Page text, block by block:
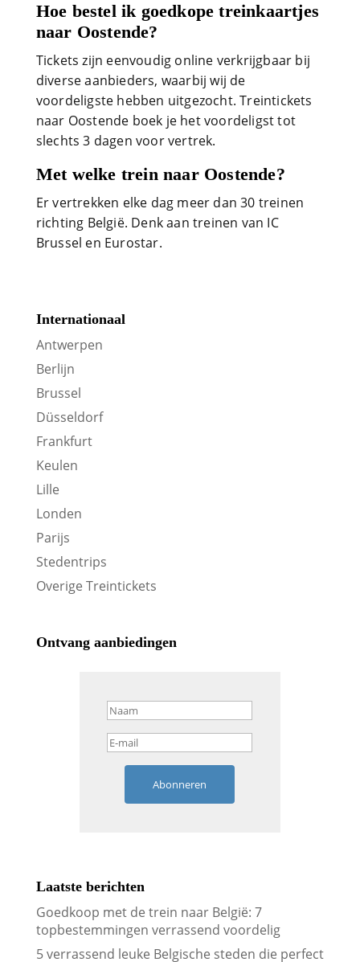
Hoe bestel ik goedkope treinkaartjes
naar Oostende?
Tickets zijn eenvoudig online verkrijgbaar bij
diverse aanbieders, waarbij wij de
voordeligste hebben uitgezocht. Treintickets
naar Oostende boek je het voordeligst tot
slechts 3 dagen voor vertrek.
Met welke trein naar Oostende?
Er vertrekken elke dag meer dan 30 treinen
richting België. Denk aan treinen van IC
Brussel en Eurostar.
Internationaal
Antwerpen
Berlijn
Brussel
Düsseldorf
Frankfurt
Keulen
Lille
Londen
Parijs
Stedentrips
Overige Treintickets
Ontvang aanbiedingen
Abonneren
Laatste berichten
Goedkoop met de trein naar België: 7
topbestemmingen verrassend voordelig
5 verrassend leuke Belgische steden die perfect